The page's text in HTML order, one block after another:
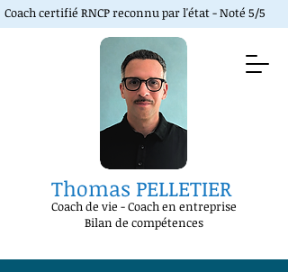
Thomas PELLETIER
Coach de vie -Coach en entreprise
Bilan de compétences
Coach certifié RNCP reconnu par l'état - Noté 5/5